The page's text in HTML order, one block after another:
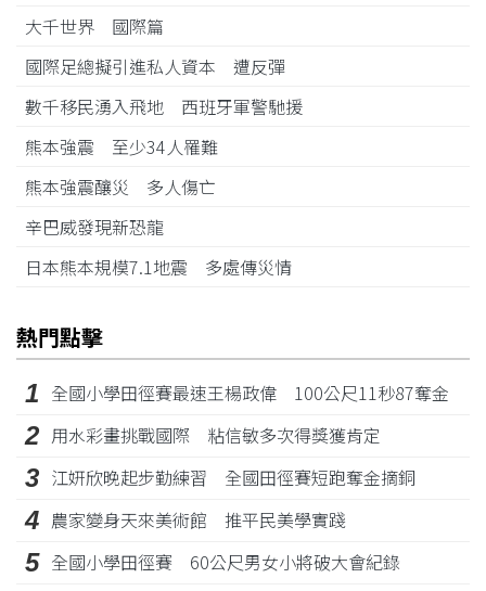
大千世界 國際篇
國際足總擬引進私人資本 遭反彈
數千移民湧入飛地 西班牙軍警馳援
熊本強震 至少34人罹難
熊本強震釀災 多人傷亡
辛巴威發現新恐龍
日本熊本規模7.1地震 多處傳災情
熱門點擊
1 全國小學田徑賽最速王楊政偉 100公尺11秒87奪金
2 用水彩畫挑戰國際 粘信敏多次得獎獲肯定
3 江姸欣晚起步勤練習 全國田徑賽短跑奪金摘銅
4 農家變身天來美術館 推平民美學實踐
5 全國小學田徑賽 60公尺男女小將破大會紀錄